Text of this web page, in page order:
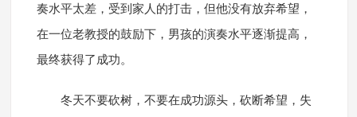
奏水平太差，受到家人的打击，但他没有放弃希望，
在一位老教授的鼓励下，男孩的演奏水平逐渐提高，
最终获得了成功。
冬天不要砍树，不要在成功源头，砍断希望，失